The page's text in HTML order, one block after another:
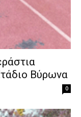
Βύρωνα
0